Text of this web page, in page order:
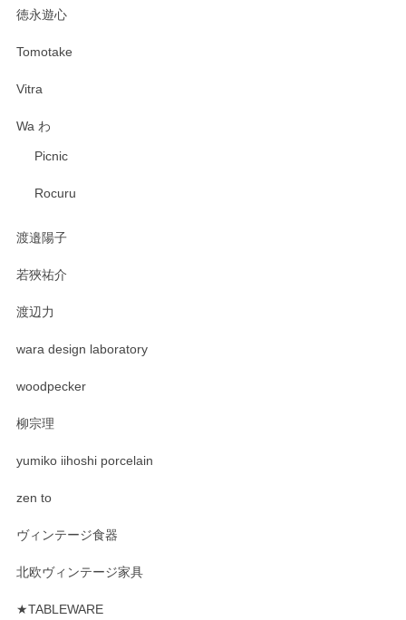
徳永遊心
Tomotake
Vitra
Wa わ
Picnic
Rocuru
渡邉陽子
若狹祐介
渡辺力
wara design laboratory
woodpecker
柳宗理
yumiko iihoshi porcelain
zen to
ヴィンテージ食器
北欧ヴィンテージ家具
★TABLEWARE